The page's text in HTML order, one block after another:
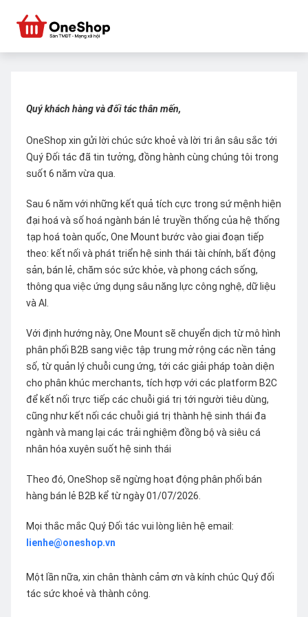
Quý khách hàng và đối tác thân mến,
OneShop xin gửi lời chúc sức khoẻ và lời tri ân sâu sắc tới
Quý Đối tác đã tin tưởng, đồng hành cùng chúng tôi trong
suốt 6 năm vừa qua.
Sau 6 năm với những kết quả tích cực trong sứ mệnh hiện
đại hoá và số hoá ngành bán lẻ truyền thống của hệ thống
tạp hoá toàn quốc, One Mount bước vào giai đoạn tiếp
theo: kết nối và phát triển hệ sinh thái tài chính, bất động
sản, bán lẻ, chăm sóc sức khỏe, và phong cách sống,
thông qua việc ứng dụng sâu năng lực công nghệ, dữ liệu
và AI.
Với định hướng này, One Mount sẽ chuyển dịch từ mô hình
phân phối B2B sang việc tập trung mở rộng các nền tảng
số, từ quản lý chuỗi cung ứng, tới các giải pháp toàn diện
cho phân khúc merchants, tích hợp với các platform B2C
để kết nối trực tiếp các chuỗi giá trị tới người tiêu dùng,
cũng như kết nối các chuỗi giá trị thành hệ sinh thái đa
ngành và mang lại các trải nghiệm đồng bộ và siêu cá
nhân hóa xuyên suốt hệ sinh thái
Theo đó, OneShop sẽ ngừng hoạt động phân phối bán
hàng bán lẻ B2B kể từ ngày 01/07/2026.
Mọi thắc mắc Quý Đối tác vui lòng liên hệ email:
lienhe@oneshop.vn
Một lần nữa, xin chân thành cảm ơn và kính chúc Quý đối
tác sức khoẻ và thành công.